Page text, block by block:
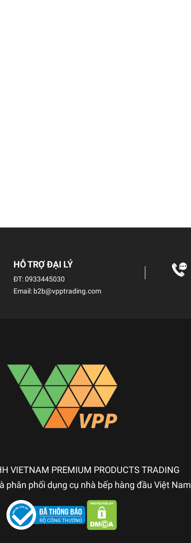
HỖ TRỢ ĐẠI LÝ
ĐT:0933445030
Email: b2b@vpptrading.com
VIETNAM PREMIUM PRODUCTS TRADING
phân phối dụng cụ nhà bếp hàng đầu Việt Nam